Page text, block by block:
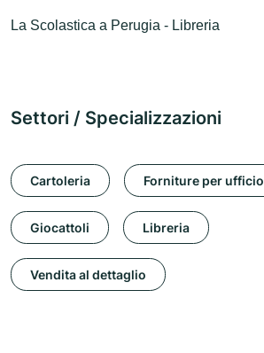
La Scolastica a Perugia - Libreria
Settori / Specializzazioni
Cartoleria Forniture per ufficio
Giocattoli Libreria
Vendita al dettaglio